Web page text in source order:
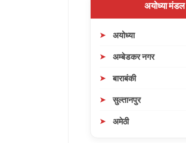
अयोध्या मंडल
अयोध्या
अम्बेडकर नगर
बाराबंकी
सुल्तानपुर
अमेठी